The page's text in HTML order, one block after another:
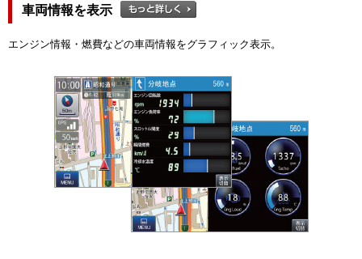
車両情報を表示
エンジン情報・燃費などの車両情報をグラフィック表示。